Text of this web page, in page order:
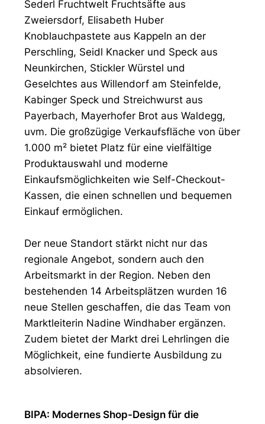
Sederl Fruchtwelt Fruchtsäfte aus
Zweiersdorf, Elisabeth Huber
Knoblauchpastete aus Kappeln an der
Perschling, Seidl Knacker und Speck aus
Neunkirchen, Stickler Würstel und
Geselchtes aus Willendorf am Steinfelde,
Kabinger Speck und Streichwurst aus
Payerbach, Mayerhofer Brot aus Waldegg,
uvm. Die großzügige Verkaufsfläche von über
1.000 m² bietet Platz für eine vielfältige
Produktauswahl und moderne
Einkaufsmöglichkeiten wie Self-Checkout-
Kassen, die einen schnellen und bequemen
Einkauf ermöglichen.
Der neue Standort stärkt nicht nur das
regionale Angebot, sondern auch den
Arbeitsmarkt in der Region. Neben den
bestehenden 14 Arbeitsplätzen wurden 16
neue Stellen geschaffen, die das Team von
Marktleiterin Nadine Windhaber ergänzen.
Zudem bietet der Markt drei Lehrlingen die
Möglichkeit, eine fundierte Ausbildung zu
absolvieren.
BIPA: Modernes Shop-Design für die